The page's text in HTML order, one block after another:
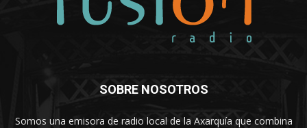
SOBRE NOSOTROS
Somos una emisora de radio local de la Axarquía que combina